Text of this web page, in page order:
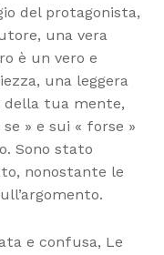
del protagonista,
una vera
è un vero e
una leggera
tua mente,
» e sui « forse »
Sono stato
nonostante le
e confusa, Le